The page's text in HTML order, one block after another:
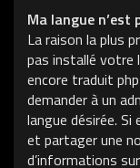
Ma langue n’est
La raison la plus
pas installé votre
encore traduit
demander à un
langue désirée. Si
et partager une
d’informations